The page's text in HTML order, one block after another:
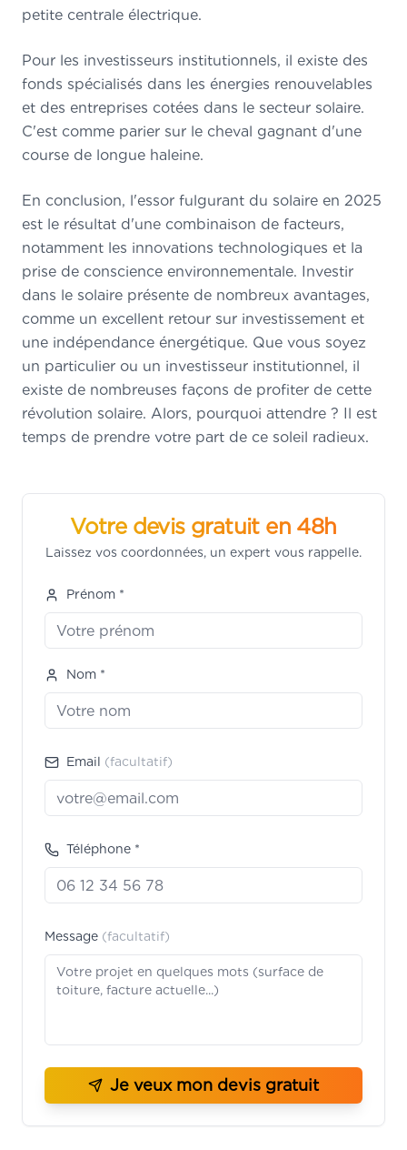
petite centrale électrique.
Pour les investisseurs institutionnels, il existe des
fonds spécialisés dans les énergies renouvelables
et des entreprises cotées dans le secteur solaire.
C'est comme parier sur le cheval gagnant d'une
course de longue haleine.
En conclusion, l'essor fulgurant du solaire en 2025
est le résultat d'une combinaison de facteurs,
notamment les innovations technologiques et la
prise de conscience environnementale. Investir
dans le solaire présente de nombreux avantages,
comme un excellent retour sur investissement et
une indépendance énergétique. Que vous soyez
un particulier ou un investisseur institutionnel, il
existe de nombreuses façons de profiter de cette
révolution solaire. Alors, pourquoi attendre ? Il est
temps de prendre votre part de ce soleil radieux.
Votre devis gratuit en 48h
Laissez vos coordonnées, un expert vous rappelle.
Prénom *
Nom *
Email (facultatif)
Téléphone *
Message (facultatif)
Je veux mon devis gratuit